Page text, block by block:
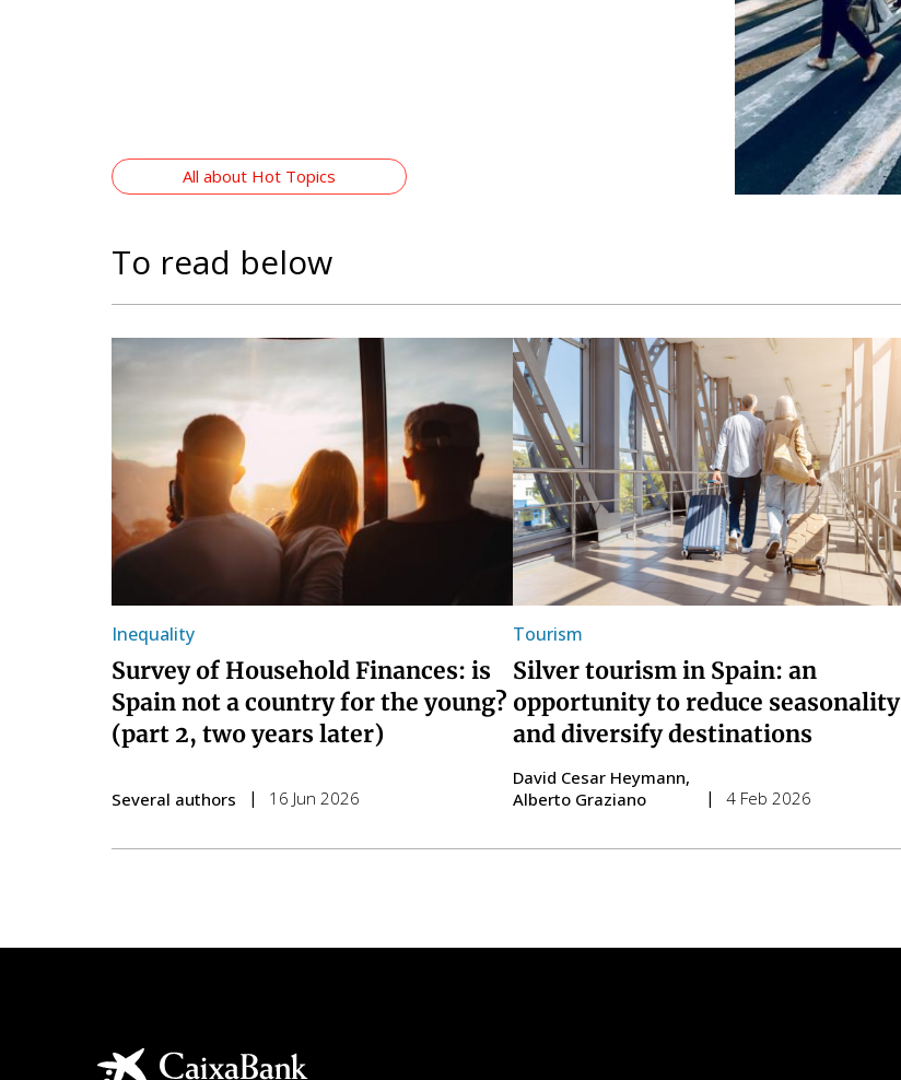
All about Hot Topics
To read below
Inequality
Survey of Household Finances: is
Spain not a country for the young?
(part 2, two years later)
Several authors 16 Jun 2026
Tourism
Silver tourism in Spain: an
opportunity to reduce seasonality
and diversify destinations
David Cesar Heymann
Alberto Graziano
4 Feb 2026